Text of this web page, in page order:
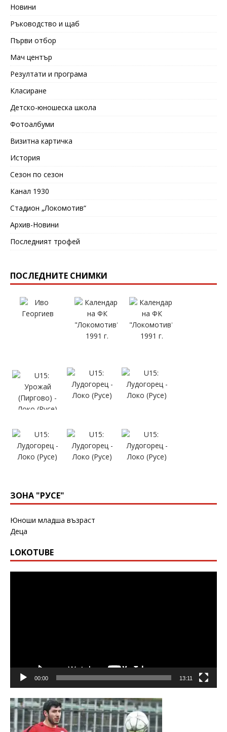
Новини
Ръководство и щаб
Първи отбор
Мач център
Резултати и програма
Класиране
Детско-юношеска школа
Фотоалбуми
Визитна картичка
История
Сезон по сезон
Канал 1930
Стадион „Локомотив“
Архив-Новини
Последният трофей
ПОСЛЕДНИТЕ СНИМКИ
ЗОНА "РУСЕ"
Юноши младша възраст
Деца
LOKOTUBE
00:00 13:11